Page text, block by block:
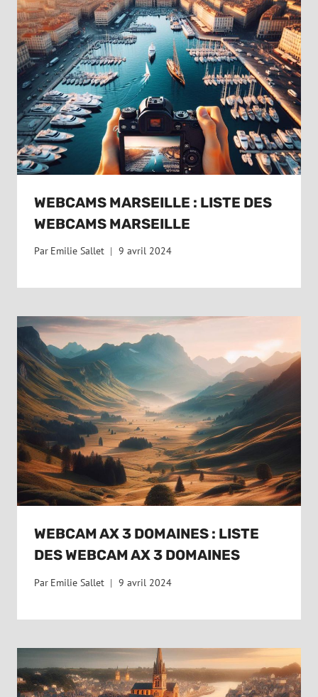
WEBCAMS MARSEILLE : LISTE DES
WEBCAMS MARSEILLE
Par Emilie Sallet 9 avril 2024
WEBCAM AX 3 DOMAINES : LISTE
DES WEBCAM AX 3 DOMAINES
Par Emilie Sallet 9 avril 2024